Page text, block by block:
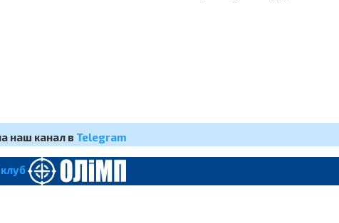
наш канал в Telegram
клуб